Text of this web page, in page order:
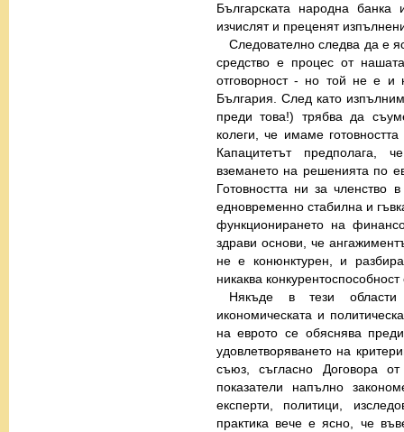
Българската народна
изчислят и преценят
Следователно следва да е
средство е процес от
отговорност - но той не е
България. След като
преди това!) трябва да
колеги, че имаме
Капацитетът предполага,
вземането на решенията по
Готовността ни за членство
едновременно стабилна и
функционирането на
здрави основи, че
не е конюнктурен, и
никаква
Някъде в тези
икономическата и
на еврото се обяснява
удовлетворяването на
съюз, съгласно Договора
показатели напълно
експерти, политици,
практика вече е ясно, че